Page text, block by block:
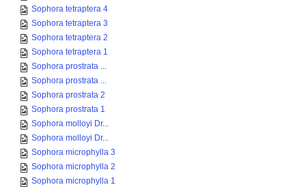
Sophora tetraptera 4
Sophora tetraptera 3
Sophora tetraptera 2
Sophora tetraptera 1
Sophora prostrata ...
Sophora prostrata ...
Sophora prostrata 2
Sophora prostrata 1
Sophora molloyi Dr...
Sophora molloyi Dr...
Sophora microphylla 3
Sophora microphylla 2
Sophora microphylla 1